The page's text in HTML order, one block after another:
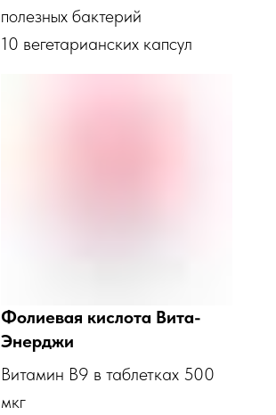
полезных бактерий
10 вегетарианских капсул
Фолиевая кислота Вита-
Энерджи
Витамин В9 в таблетках 500
мкг